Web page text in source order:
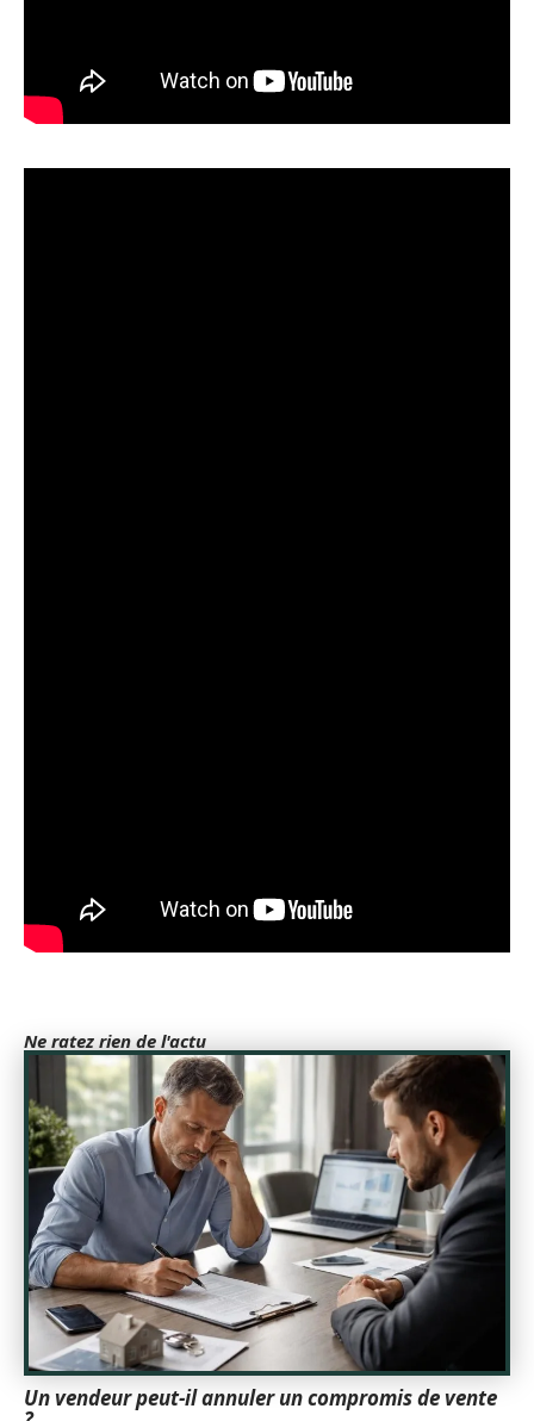
Ne ratez rien de l'actu
Un vendeur peut-il annuler un compromis de vente